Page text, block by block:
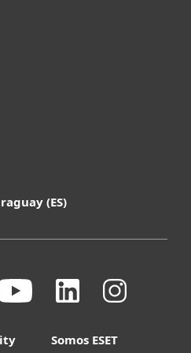
(ES)
Somos ESET